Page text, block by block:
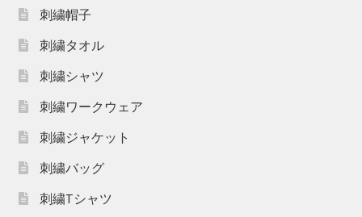
刺繍帽子
刺繍タオル
刺繍シャツ
刺繍ワークウェア
刺繍ジャケット
刺繍バッグ
刺繍Tシャツ